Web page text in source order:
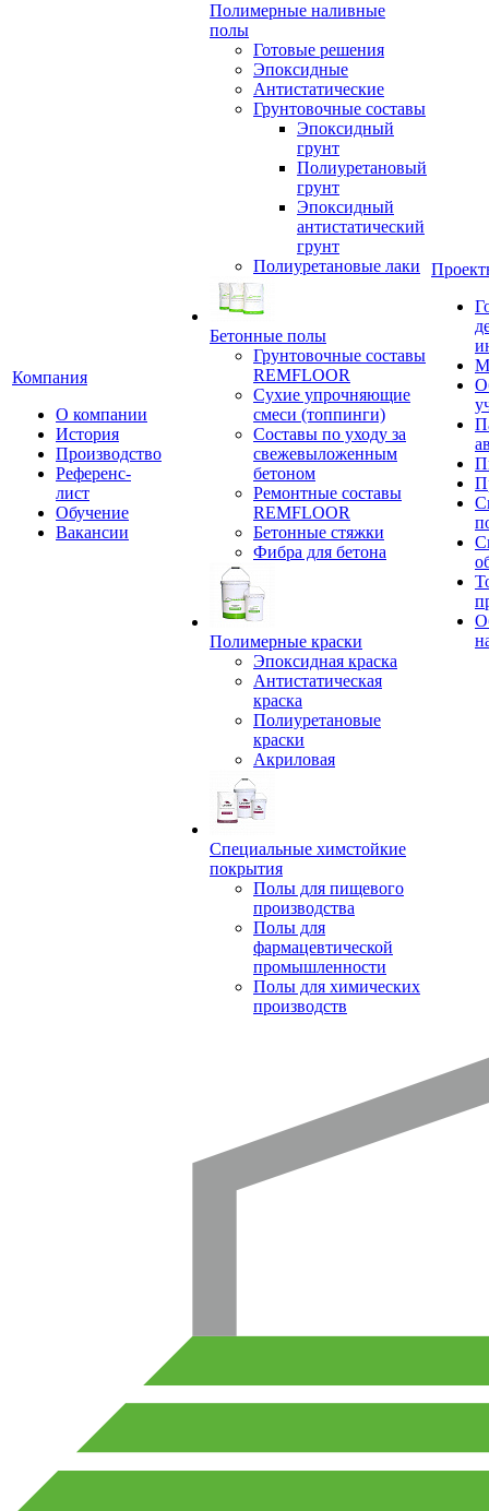
Компания
О компании
История
Производство
Референс-
лист
Обучение
Вакансии
Полимерные наливные
полы
Готовые решения
Эпоксидные
Антистатические
Грунтовочные составы
Эпоксидный
грунт
Полиуретановый
грунт
Эпоксидный
антистатический
грунт
Полиуретановые лаки
Бетонные полы
Грунтовочные составы
REMFLOOR
Сухие упрочняющие
смеси (топпинги)
Составы по уходу за
свежевыложенным
бетоном
Ремонтные составы
REMFLOOR
Бетонные стяжки
Фибра для бетона
Полимерные краски
Эпоксидная краска
Антистатическая
краска
Полиуретановые
краски
Акриловая
Специальные химстойкие
покрытия
Полы для пищевого
производства
Полы для
фармацевтической
промышленности
Полы для химических
производств